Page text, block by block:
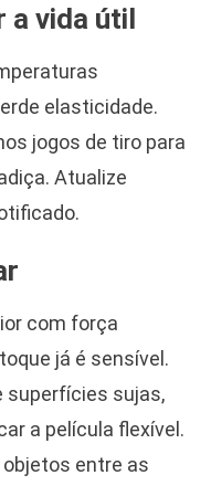
a vida útil
elasticidade.
jogos de tiro para
Atualize
com força
já é sensível.
superfícies sujas,
a película flexível.
entre as